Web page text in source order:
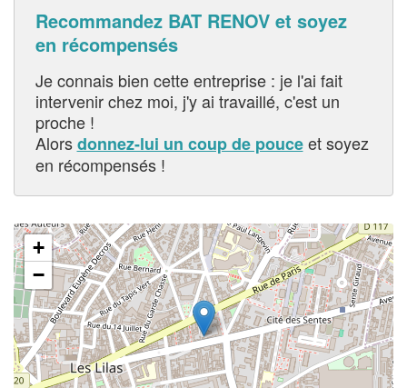
Recommandez BAT RENOV et soyez
en récompensés
Je connais bien cette entreprise : je l'ai fait
intervenir chez moi, j'y ai travaillé, c'est un
proche !
Alorsdonnez-lui un coup de pouceet soyez
en récompensés !
+
−
✕